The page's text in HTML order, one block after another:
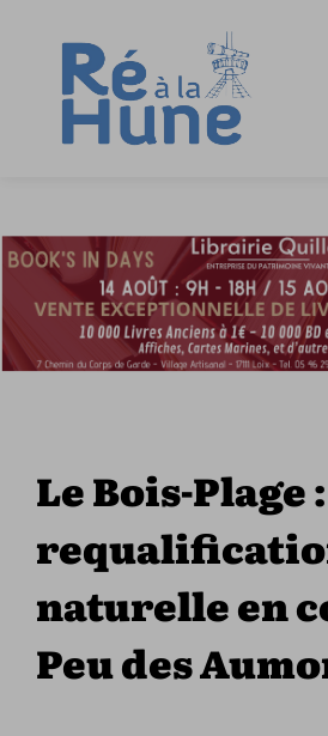
Le Bois-Plage :
naturelle en
Peu des